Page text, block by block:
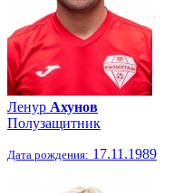
Ленур Ахунов
Полузащитник
Дата рождения: 17.11.1989